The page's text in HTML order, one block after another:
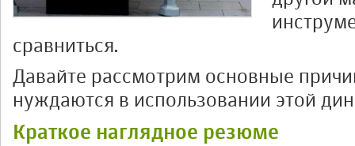
сравниться.
Давайте рассмотрим основные
нуждаются в использовании этой
Краткое наглядное резюме